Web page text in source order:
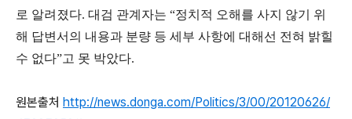
로 알려졌다. 대검 관계자는 “정치적 오해를 사지 않기 위
해 답변서의 내용과 분량 등 세부 사항에 대해선 전혀 밝힐
수 없다”고 못 박았다.
원본출처 http://news.donga.com/Politics/3/00/20120626/